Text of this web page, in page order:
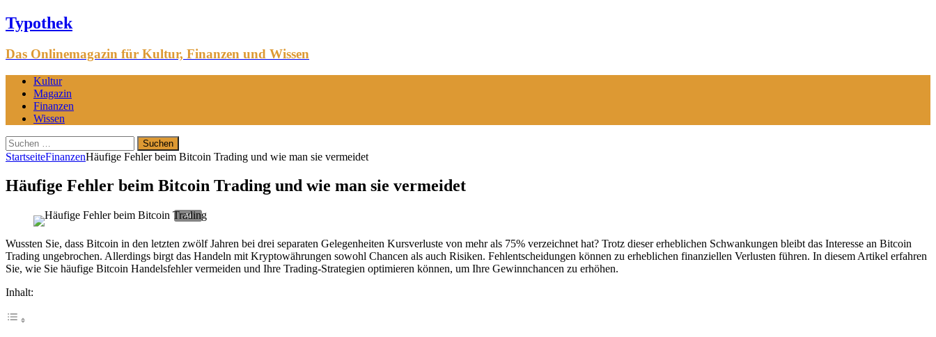
Typothek
Das Onlinemagazin für Kultur, Finanzen und Wissen
Kultur
Magazin
Finanzen
Wissen
Suchen
nach:
StartseiteFinanzenHäufige Fehler beim Bitcoin Trading und wie man sie vermeidet
Häufige Fehler beim Bitcoin Trading und wie man sie vermeidet
Wussten Sie, dass Bitcoin in den letzten zwölf Jahren bei drei separaten Gelegenheiten Kursverluste von mehr als 75% verzeichnet hat? Trotz dieser erheblichen Schwankungen bleibt das Interesse an Bitcoin
Trading ungebrochen. Allerdings birgt das Handeln mit Kryptowährungen sowohl Chancen als auch Risiken. Fehlentscheidungen können zu erheblichen finanziellen Verlusten führen. In diesem Artikel erfahren
Sie, wie Sie häufige Bitcoin Handelsfehler vermeiden und Ihre Trading-Strategien optimieren können, um Ihre Gewinnchancen zu erhöhen.
Inhalt: